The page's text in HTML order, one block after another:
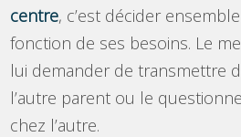
centre, c’est décider
fonction de ses besoins. Le
lui demander de transmettre
l’autre parent ou le
chez l’autre.